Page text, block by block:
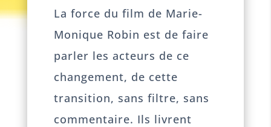
La force du film de Marie-
Monique Robin est de faire
parler les acteurs de ce
changement, de cette
transition, sans filtre, sans
commentaire. Ils livrent